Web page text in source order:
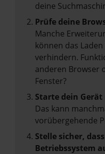
deine
Prüfe deine
Manche
können das
verhindern.
anderen Browser
Fenster?
Starte dein Gerät
Das kann
vorübergehende
Stelle sicher,
Betriebssystem